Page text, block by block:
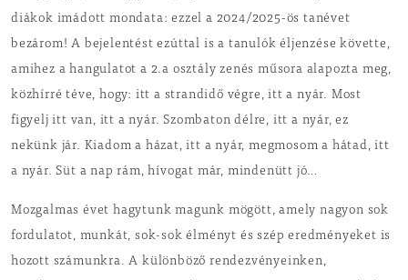
diákok imádott mondata: ezzel a 2024/2025-ös tanévet
bezárom! A bejelentést ezúttal is a tanulók éljenzése követte,
amihez a hangulatot a 2.a osztály zenés műsora alapozta meg,
közhírré téve, hogy: itt a strandidő végre, itt a nyár. Most
figyelj itt van, itt a nyár. Szombaton délre, itt a nyár, ez
nekünk jár. Kiadom a házat, itt a nyár, megmosom a hátad, itt
a nyár. Süt a nap rám, hívogat már, mindenütt jó…
Mozgalmas évet hagytunk magunk mögött, amely nagyon sok
fordulatot, munkát, sok-sok élményt és szép eredményeket is
hozott számunkra. A különböző rendezvényeinken,